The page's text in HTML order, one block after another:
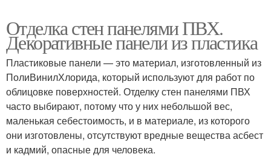
Отделка стен панелями ПВХ.
Декоративные панели из пластика
Пластиковые панели — это материал, изготовленный из
ПолиВинилХлорида, который используют для работ по
облицовке поверхностей. Отделку стен панелями ПВХ
часто выбирают, потому что у них небольшой вес,
маленькая себестоимость, и в материале, из которого
они изготовлены, отсутствуют вредные вещества асбест
и кадмий, опасные для человека.